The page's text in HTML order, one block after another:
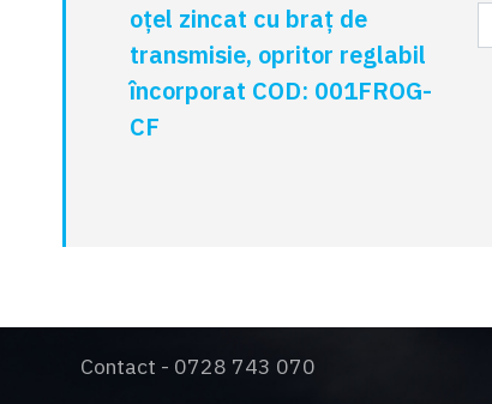
oțel zincat cu braț de
transmisie, opritor reglabil
încorporat COD: 001FROG-
CF
Contact - 0728 743 070